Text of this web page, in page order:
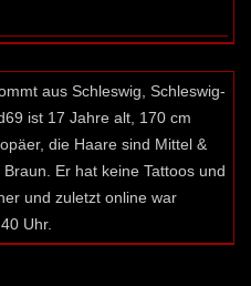
aus Schleswig, Schleswig-
ist 17 Jahre alt, 170 cm
die Haare sind Mittel &
Er hat keine Tattoos und
und zuletzt online war
Uhr.